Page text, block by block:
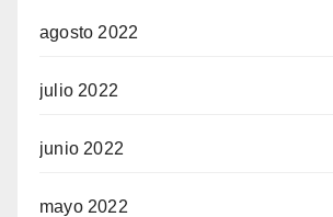
agosto 2022
julio 2022
junio 2022
mayo 2022